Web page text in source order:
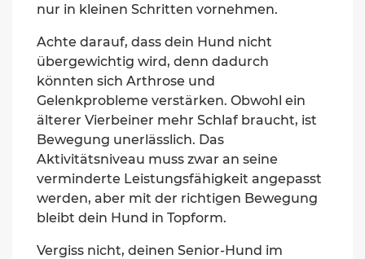
nur in kleinen Schritten vornehmen.
Achte darauf, dass dein Hund nicht
übergewichtig wird, denn dadurch
könnten sich Arthrose und
Gelenkprobleme verstärken. Obwohl ein
älterer Vierbeiner mehr Schlaf braucht, ist
Bewegung unerlässlich. Das
Aktivitätsniveau muss zwar an seine
verminderte Leistungsfähigkeit angepasst
werden, aber mit der richtigen Bewegung
bleibt dein Hund in Topform.
Vergiss nicht, deinen Senior-Hund im